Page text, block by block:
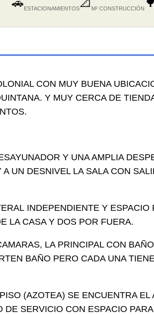
🚗ESTACIONAMIENTOS📐M² CONSTRUCCIÓN
CON MUY BUENA
Y MUY CERCA DE
Y UNA AMPLIA
UN DESNIVEL LA SALA CON
INDEPENDIENTE Y ESPACIO
LA CASA Y DOS POR FUERA.
LA PRINCIPAL CON
BAÑO PERO CADA UNA
(AZOTEA) SE ENCUENTRA EL
DE SERVICIO CON ESPACIO